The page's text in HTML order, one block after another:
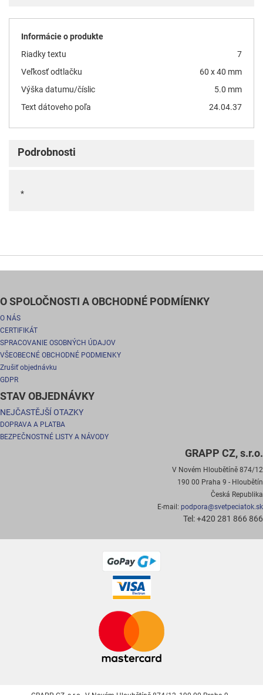
Informácie o produkte
Riadky textu
7
Veľkosť odtlačku
60 x 40 mm
Výška datumu/číslic
5.0 mm
Text dátoveho poľa
24.04.37
Podrobnosti
*
O SPOLOČNOSTI A OBCHODNÉ PODMÍENKY
O NÁS
CERTIFIKÁT
SPRACOVANIE OSOBNÝCH ÚDAJOV
VŠEOBECNÉ OBCHODNÉ PODMIENKY
Zrušiť objednávku
GDPR
STAV OBJEDNÁVKY
NEJČASTĚJŠÍ OTAZKY
DOPRAVA A PLATBA
BEZPEČNOSTNÉ LISTY A NÁVODY
GRAPP CZ, s.r.o.
V Novém Hloubětíně 874/12
190 00 Praha 9 - Hloubětín
Česká Republika
E-mail: podpora@svetpeciatok.sk
Tel: +420 281 866 866